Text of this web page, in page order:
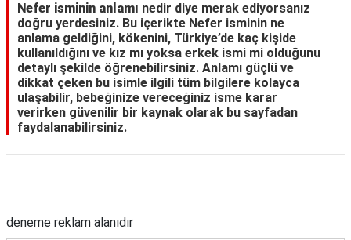
Nefer isminin anlamı nedir diye merak ediyorsanız
doğru yerdesiniz. Bu içerikte Nefer isminin ne
anlama geldiğini, kökenini, Türkiye’de kaç kişide
kullanıldığını ve kız mı yoksa erkek ismi mi olduğunu
detaylı şekilde öğrenebilirsiniz. Anlamı güçlü ve
dikkat çeken bu isimle ilgili tüm bilgilere kolayca
ulaşabilir, bebeğinize vereceğiniz isme karar
verirken güvenilir bir kaynak olarak bu sayfadan
faydalanabilirsiniz.
deneme reklam alanıdır